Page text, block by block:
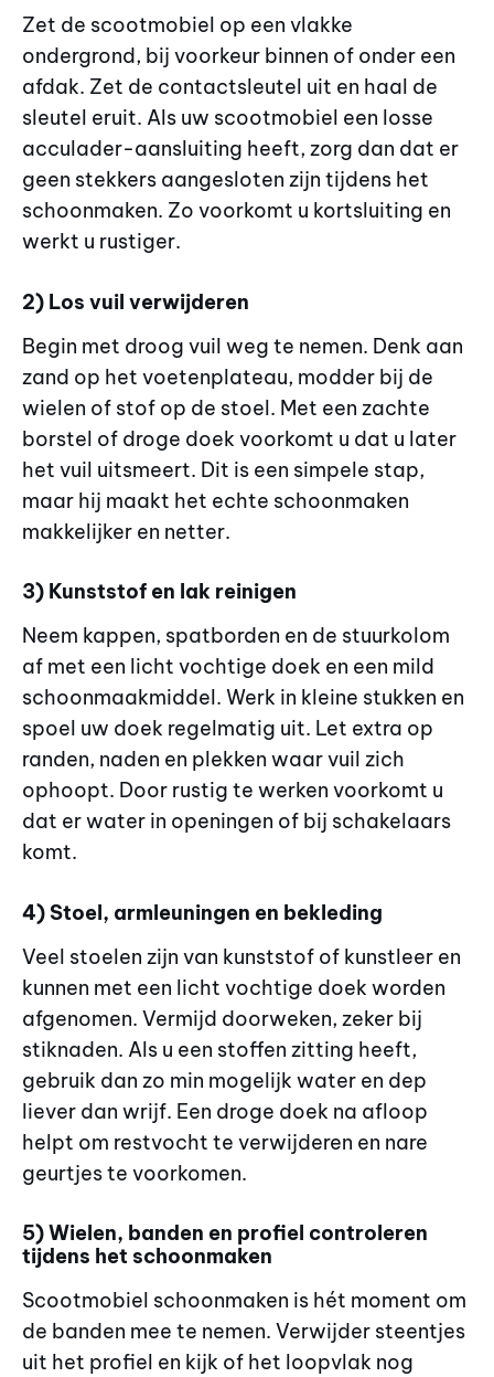
Zet de scootmobiel op een vlakke
ondergrond, bij voorkeur binnen of onder een
afdak. Zet de contactsleutel uit en haal de
sleutel eruit. Als uw scootmobiel een losse
acculader-aansluiting heeft, zorg dan dat er
geen stekkers aangesloten zijn tijdens het
schoonmaken. Zo voorkomt u kortsluiting en
werkt u rustiger.
2) Los vuil verwijderen
Begin met droog vuil weg te nemen. Denk aan
zand op het voetenplateau, modder bij de
wielen of stof op de stoel. Met een zachte
borstel of droge doek voorkomt u dat u later
het vuil uitsmeert. Dit is een simpele stap,
maar hij maakt het echte schoonmaken
makkelijker en netter.
3) Kunststof en lak reinigen
Neem kappen, spatborden en de stuurkolom
af met een licht vochtige doek en een mild
schoonmaakmiddel. Werk in kleine stukken en
spoel uw doek regelmatig uit. Let extra op
randen, naden en plekken waar vuil zich
ophoopt. Door rustig te werken voorkomt u
dat er water in openingen of bij schakelaars
komt.
4) Stoel, armleuningen en bekleding
Veel stoelen zijn van kunststof of kunstleer en
kunnen met een licht vochtige doek worden
afgenomen. Vermijd doorweken, zeker bij
stiknaden. Als u een stoffen zitting heeft,
gebruik dan zo min mogelijk water en dep
liever dan wrijf. Een droge doek na afloop
helpt om restvocht te verwijderen en nare
geurtjes te voorkomen.
5) Wielen, banden en profiel controleren
tijdens het schoonmaken
Scootmobiel schoonmaken is hét moment om
de banden mee te nemen. Verwijder steentjes
uit het profiel en kijk of het loopvlak nog